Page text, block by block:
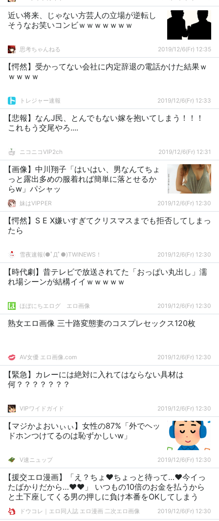
近い将来、じゃない方芸人の立場が逆転し
そうなお笑いコンビｗｗｗｗｗｗｗ
思考ちゃんねる 2019/12/6(Fr) 12:35
【愕然】受かってない会社に内定辞退の電話かけた結果ｗ
ｗｗｗｗ
トレジャー速報 2019/12/6(Fr) 12:33
【悲報】なんJ民、とんでもない嫁を抱いてしまう！！！
これもう交尾やろ....
ニコニコVIP2ch 2019/12/6(Fr) 12:31
【画像】中川翔子「はいはい、男なんてちょ
っと露出多めの服着れば簡単に落とせるか
らw」パシャッ
妹はVIPPER 2019/12/6(Fr) 12:30
【愕然】S E X嫌いすぎてクリスマスまでも拒否してしまっ
たら
雪夜速報(●ﾟДﾟ●)TWINEWS！ 2019/12/6(Fr) 12:30
【時代劇】昔テレビで放送されてた「おっぱい丸出し」濡
れ場シーンが結構イイｗｗｗｗｗ
ほぼにちエログ エロ画像 2019/12/6(Fr) 12:30
熟女エロ画像 三十路変態妻のコスプレセックス120枚
AV女優 エロ画像.com 2019/12/6(Fr) 12:30
【緊急】カレーには絶対に入れてはならない具材は
何？？？？？？？
VIPワイドガイド 2019/12/6(Fr) 12:30
【マジかよおいぃぃ】女性の87%「外でヘッ
ドホンつけてるのは恥ずかしいw」
V速ニュップ 2019/12/6(Fr) 12:30
【援交エロ漫画】「え？ちょ♥ちょっと待って…♥今イっ
たばかりだから…♥♥」 いつもの10倍のお金を払うから
と土下座してくる男の押しに負け本番をOKしてしまう
ドウコレ｜エロ同人誌 エロ漫画 二次エロ画像 2019/12/6(Fr) 12:30